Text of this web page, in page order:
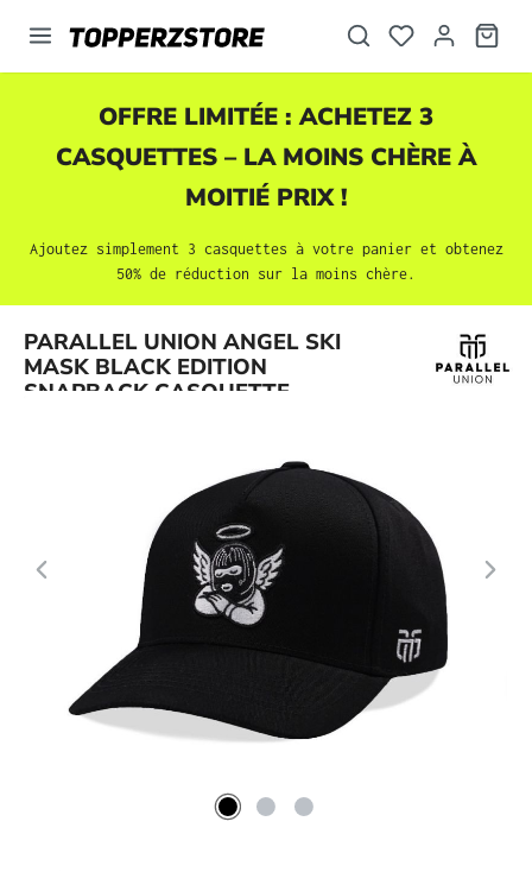
principal
OFFRE LIMITÉE : ACHETEZ 3
CASQUETTES – LA MOINS CHÈRE À
MOITIÉ PRIX !
Ajoutez simplement 3 casquettes à votre panier et obtenez
50% de réduction sur la moins chère.
PARALLEL UNION ANGEL SKI
MASK BLACK EDITION
SNAPBACK CASQUETTE
Ignorer la galerie d'images